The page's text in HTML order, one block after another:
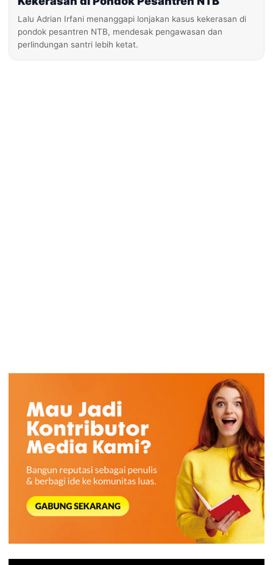
Lalu Adrian Irfani menanggapi lonjakan kasus kekerasan di
pondok pesantren NTB, mendesak pengawasan dan
perlindungan santri lebih ketat.